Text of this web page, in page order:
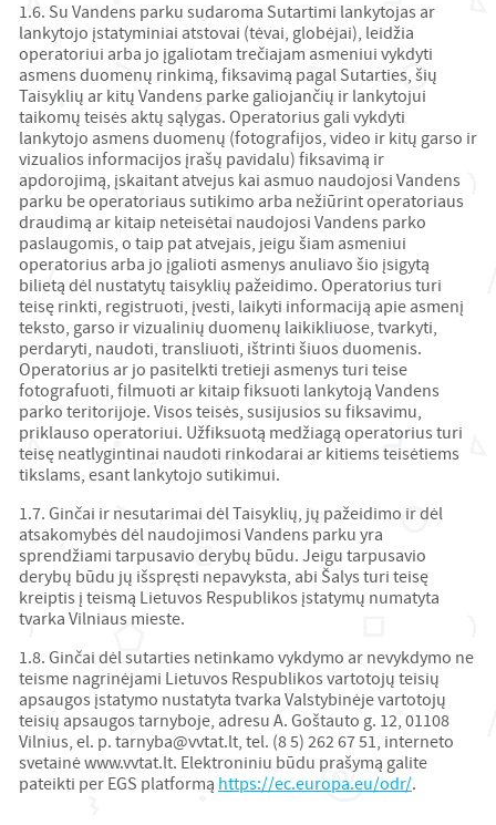
1.6. Su Vandens parku sudaroma Sutartimi lankytojas ar
lankytojo įstatyminiai atstovai (tėvai, globėjai), leidžia
operatoriui arba jo įgaliotam trečiajam asmeniui vykdyti
asmens duomenų rinkimą, fiksavimą pagal Sutarties, šių
Taisyklių ar kitų Vandens parke galiojančių ir lankytojui
taikomų teisės aktų sąlygas. Operatorius gali vykdyti
lankytojo asmens duomenų (fotografijos, video ir kitų garso ir
vizualios informacijos įrašų pavidalu) fiksavimą ir
apdorojimą, įskaitant atvejus kai asmuo naudojosi Vandens
parku be operatoriaus sutikimo arba nežiūrint operatoriaus
draudimą ar kitaip neteisėtai naudojosi Vandens parko
paslaugomis, o taip pat atvejais, jeigu šiam asmeniui
operatorius arba jo įgalioti asmenys anuliavo šio įsigytą
bilietą dėl nustatytų taisyklių pažeidimo. Operatorius turi
teisę rinkti, registruoti, įvesti, laikyti informaciją apie asmenį
teksto, garso ir vizualinių duomenų laikikliuose, tvarkyti,
perdaryti, naudoti, transliuoti, ištrinti šiuos duomenis.
Operatorius ar jo pasitelkti tretieji asmenys turi teise
fotografuoti, filmuoti ar kitaip fiksuoti lankytoją Vandens
parko teritorijoje. Visos teisės, susijusios su fiksavimu,
priklauso operatoriui. Užfiksuotą medžiagą operatorius turi
teisę neatlygintinai naudoti rinkodarai ar kitiems teisėtiems
tikslams, esant lankytojo sutikimui.
1.7. Ginčai ir nesutarimai dėl Taisyklių, jų pažeidimo ir dėl
atsakomybės dėl naudojimosi Vandens parku yra
sprendžiami tarpusavio derybų būdu. Jeigu tarpusavio
derybų būdu jų išspręsti nepavyksta, abi Šalys turi teisę
kreiptis į teismą Lietuvos Respublikos įstatymų numatyta
tvarka Vilniaus mieste.
1.8. Ginčai dėl sutarties netinkamo vykdymo ar nevykdymo ne
teisme nagrinėjami Lietuvos Respublikos vartotojų teisių
apsaugos įstatymo nustatyta tvarka Valstybinėje vartotojų
teisių apsaugos tarnyboje, adresu A. Goštauto g. 12, 01108
Vilnius, el. p. tarnyba@vvtat.lt, tel. (8 5) 262 67 51, interneto
svetainė www.vvtat.lt. Elektroniniu būdu prašymą galite
pateikti per EGS platformą https://ec.europa.eu/odr/.